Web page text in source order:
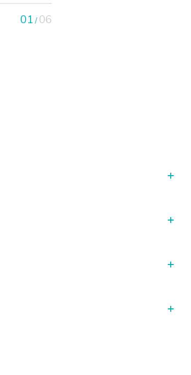
01 / 06